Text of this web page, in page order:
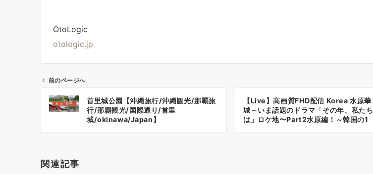
OtoLogic
otologic.jp
ビ
シ
前のページへ
首里城公園【沖縄旅行/沖縄観光/那覇旅
行/那覇観光/国際通り/首里
城/okinawa/Japan】
【Live】高画質FHD配信 Korea 水原華
城～いま話題のドラマ「その年、私たち
は」ロケ地〜Part2水原編！～韓国の1
関連記事